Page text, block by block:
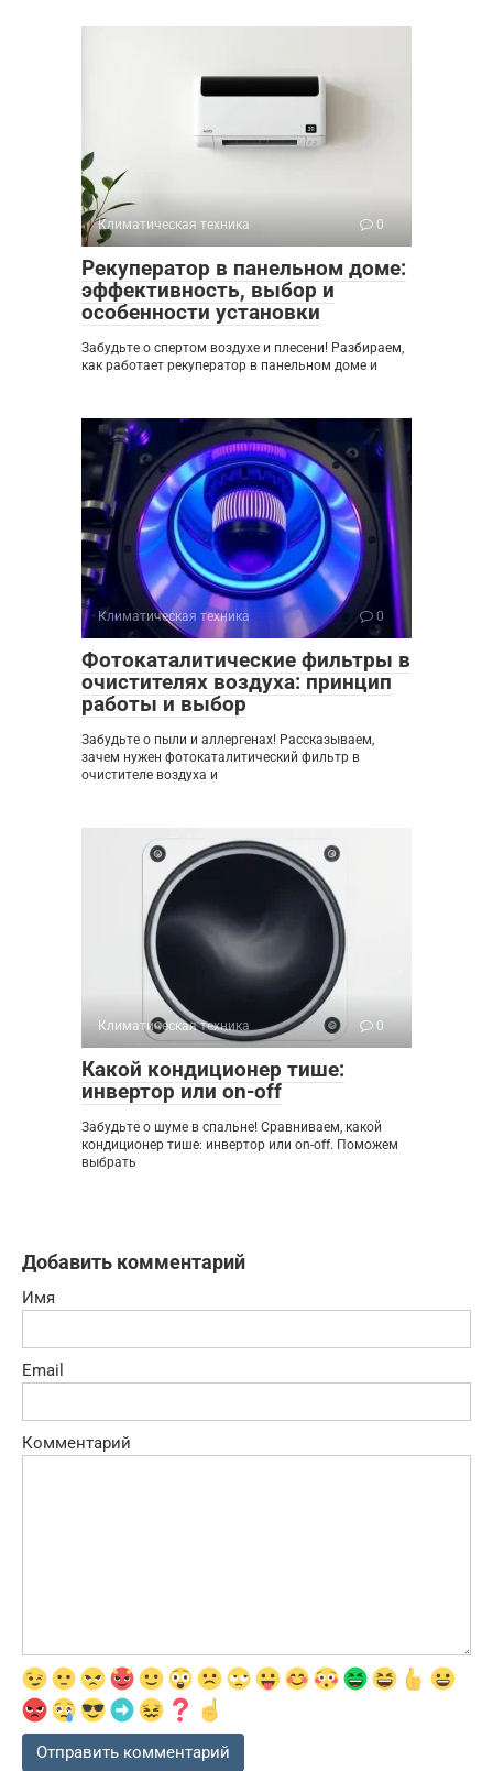
Климатическая техника 0
Рекуператор в панельном доме:
эффективность, выбор и
особенности установки
Забудьте о спертом воздухе и плесени! Разбираем,
как работает рекуператор в панельном доме и
Климатическая техника 0
Фотокаталитические фильтры в
очистителях воздуха: принцип
работы и выбор
Забудьте о пыли и аллергенах! Рассказываем,
зачем нужен фотокаталитический фильтр в
очистителе воздуха и
Климатическая техника 0
Какой кондиционер тише:
инвертор или on-off
Забудьте о шуме в спальне! Сравниваем, какой
кондиционер тише: инвертор или on-off. Поможем
выбрать
Добавить комментарий
Имя
Email
Комментарий